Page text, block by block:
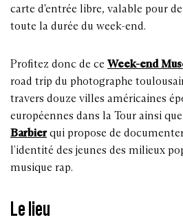
carte d'entrée libre, valable pour
toute la durée du week-end.
Profitez donc de ce Week-end
road trip du photographe
travers douze villes américaines
européennes dans la Tour ainsi
Barbierqui propose de
l’identité des jeunes des milieux
musique rap.
Le lieu